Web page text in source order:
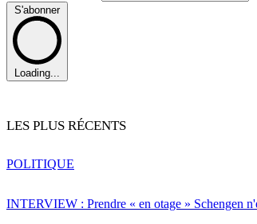
S'abonner
Loading...
LES PLUS RÉCENTS
INTERVIEW : Prendre « en otage » Schengen
POLITIQUE